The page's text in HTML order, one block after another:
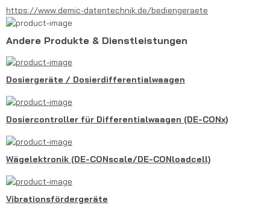
https://www.demic-datentechnik.de/bediengeraete
Andere Produkte & Dienstleistungen
Dosiergeräte / Dosierdifferentialwaagen
Dosiercontroller für Differentialwaagen (DE-CONx)
Wägelektronik (DE-CONscale/DE-CONloadcell)
Vibrationsfördergeräte